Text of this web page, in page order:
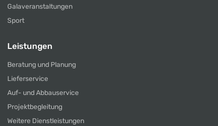
Galaveranstaltungen
Sport
Leistungen
Beratung und Planung
Lieferservice
Auf- und Abbauservice
Projektbegleitung
Weitere Dienstleistungen